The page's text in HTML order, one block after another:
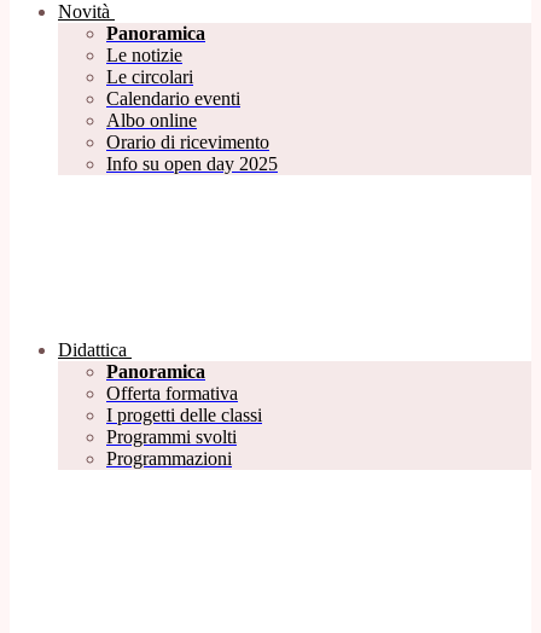
Novità
Panoramica
Le notizie
Le circolari
Calendario eventi
Albo online
Orario di ricevimento
Info su open day 2025
Didattica
Panoramica
Offerta formativa
I progetti delle classi
Programmi svolti
Programmazioni